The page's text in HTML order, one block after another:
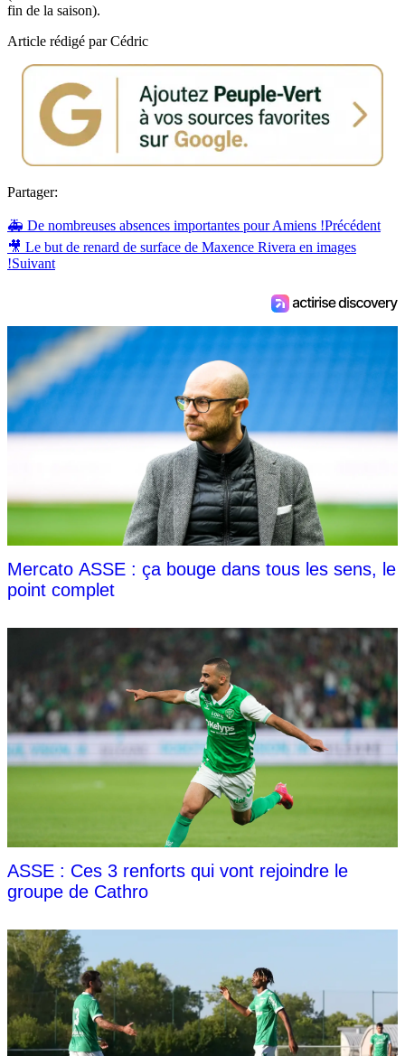
fin de la saison).
Article rédigé par Cédric
Partager:
🚑 De nombreuses absences importantes pour Amiens !Précédent
🎥 Le but de renard de surface de Maxence Rivera en images
!Suivant
Mercato ASSE : ça bouge dans tous les sens, le
point complet
ASSE : Ces 3 renforts qui vont rejoindre le
groupe de Cathro